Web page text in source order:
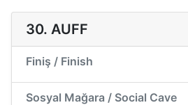
30. AUFF
Finiş / Finish
Sosyal Mağara / Social Cave